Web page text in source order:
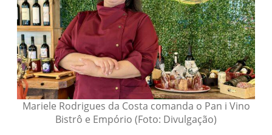
Mariele Rodrigues da Costa comanda o Pan i Vino
Bistrô e Empório (Foto: Divulgação)